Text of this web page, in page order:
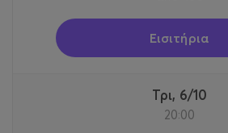
Εισιτήρια
Τρι, 6/10
20:00